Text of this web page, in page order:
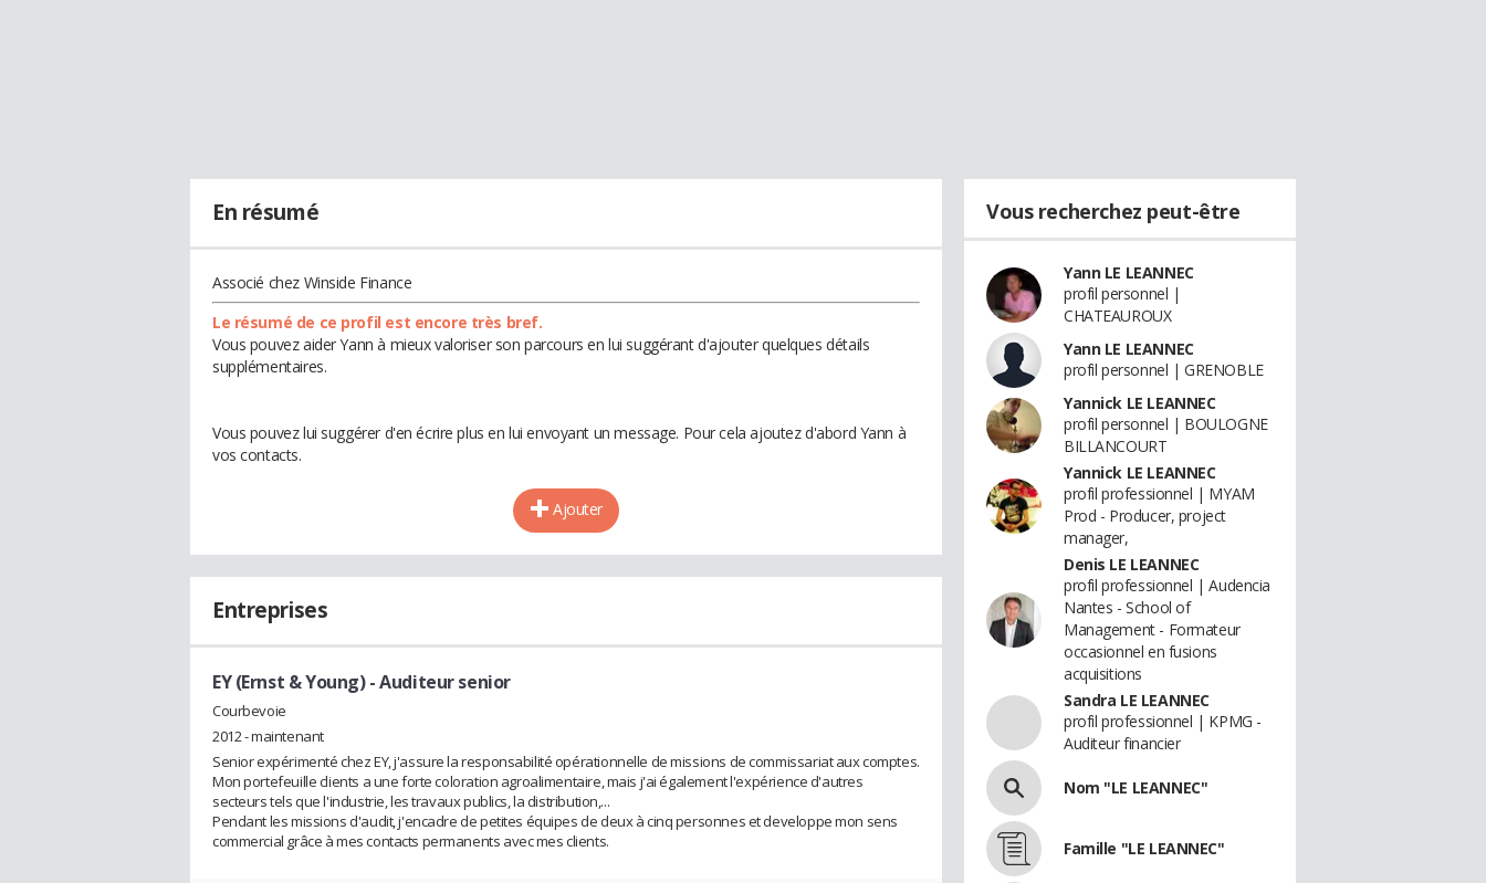
En résumé
Associé chez Winside Finance
Le résumé de ce profil est encore très bref.
Vous pouvez aider Yann à mieux valoriser son parcours en lui suggérant d'ajouter quelques détails
supplémentaires.
Vous pouvez lui suggérer d'en écrire plus en lui envoyant un message. Pour cela ajoutez d'abord Yann à
vos contacts.
Ajouter
Entreprises
EY (Ernst & Young)- Auditeur senior
Courbevoie
2012 - maintenant
Senior expérimenté chez EY, j'assure la responsabilité opérationnelle de missions de commissariat aux comptes.
Mon portefeuille clients a une forte coloration agroalimentaire, mais j'ai également l'expérience d'autres
secteurs tels que l'industrie, les travaux publics, la distribution,...
Pendant les missions d'audit, j'encadre de petites équipes de deux à cinq personnes et developpe mon sens
commercial grâce à mes contacts permanents avec mes clients.
Vous recherchez peut-être
Yann LE LEANNEC
profil personnel |
CHATEAUROUX
Yann LE LEANNEC
profil personnel | GRENOBLE
Yannick LE LEANNEC
profil personnel | BOULOGNE
BILLANCOURT
Yannick LE LEANNEC
profil professionnel | MYAM
Prod - Producer, project
manager,
Denis LE LEANNEC
profil professionnel | Audencia
Nantes - School of
Management - Formateur
occasionnel en fusions
acquisitions
Sandra LE LEANNEC
profil professionnel | KPMG -
Auditeur financier
Nom "LE LEANNEC"
Famille "LE LEANNEC"